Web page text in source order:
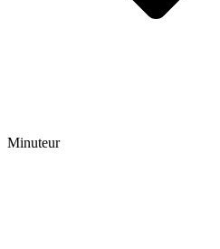
Minuteur